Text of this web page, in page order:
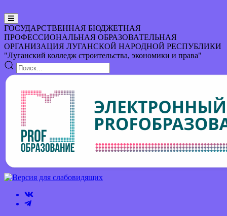
ГОСУДАРСТВЕННАЯ БЮДЖЕТНАЯ
ПРОФЕССИОНАЛЬНАЯ ОБРАЗОВАТЕЛЬНАЯ
ОРГАНИЗАЦИЯ ЛУГАНСКОЙ НАРОДНОЙ РЕСПУБЛИКИ
"Луганский колледж строительства, экономики и права"